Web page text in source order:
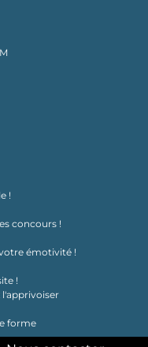
!
concours !
émotivité !
!
forme